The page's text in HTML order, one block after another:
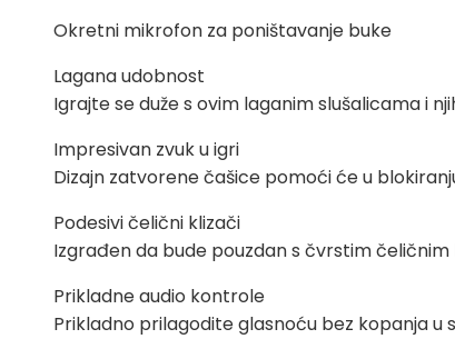
Okretni mikrofon za poništavanje buke
Lagana udobnost
Igrajte se duže s ovim laganim slušalicama i
Impresivan zvuk u igri
Dizajn zatvorene čašice pomoći će u
Podesivi čelični klizači
Izgrađen da bude pouzdan s čvrstim
Prikladne audio kontrole
Prikladno prilagodite glasnoću bez kopanja u